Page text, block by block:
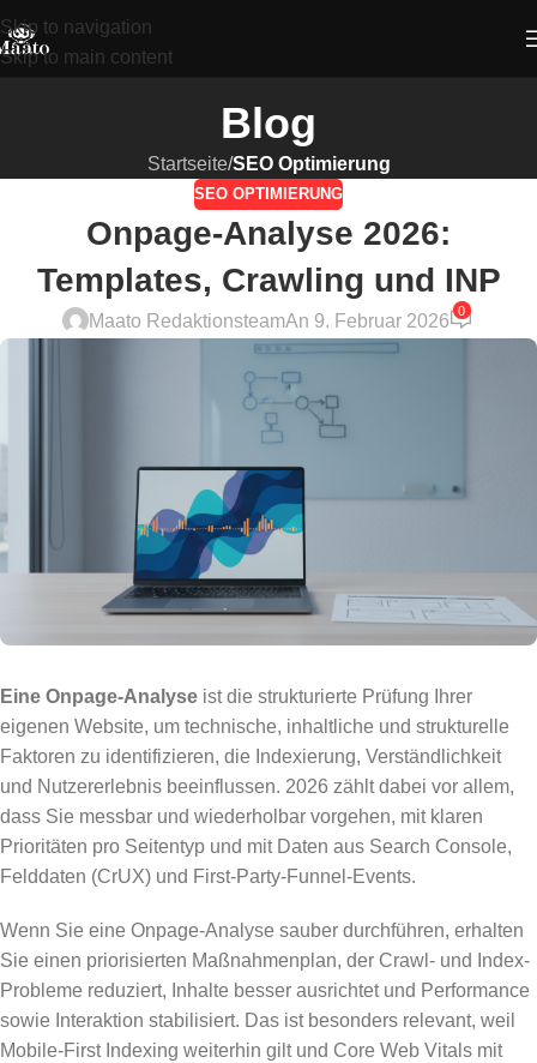
Skip to navigation
Skip to main content
Blog
Startseite/SEO Optimierung
SEO OPTIMIERUNG
Onpage-Analyse 2026:
Templates, Crawling und INP
Maato RedaktionsteamAn 9. Februar 2026
0
Eine Onpage-Analyse ist die strukturierte Prüfung Ihrer
eigenen Website, um technische, inhaltliche und strukturelle
Faktoren zu identifizieren, die Indexierung, Verständlichkeit
und Nutzererlebnis beeinflussen. 2026 zählt dabei vor allem,
dass Sie messbar und wiederholbar vorgehen, mit klaren
Prioritäten pro Seitentyp und mit Daten aus Search Console,
Felddaten (CrUX) und First-Party-Funnel-Events.
Wenn Sie eine Onpage-Analyse sauber durchführen, erhalten
Sie einen priorisierten Maßnahmenplan, der Crawl- und Index-
Probleme reduziert, Inhalte besser ausrichtet und Performance
sowie Interaktion stabilisiert. Das ist besonders relevant, weil
Mobile-First Indexing weiterhin gilt und Core Web Vitals mit